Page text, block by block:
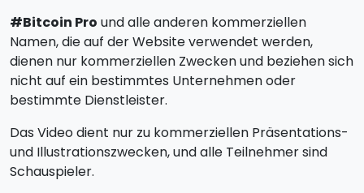
#Bitcoin Pro und alle anderen kommerziellen
Namen, die auf der Website verwendet werden,
dienen nur kommerziellen Zwecken und beziehen sich
nicht auf ein bestimmtes Unternehmen oder
bestimmte Dienstleister.
Das Video dient nur zu kommerziellen Präsentations-
und Illustrationszwecken, und alle Teilnehmer sind
Schauspieler.